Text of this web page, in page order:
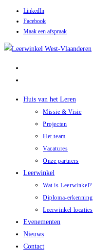
LinkedIn
Facebook
Maak een afspraak
Huis van het Leren
Missie & Visie
Projecten
Het team
Vacatures
Onze partners
Leerwinkel
Wat is Leerwinkel?
Diploma-erkenning
Leerwinkel locaties
Evenementen
Nieuws
Contact